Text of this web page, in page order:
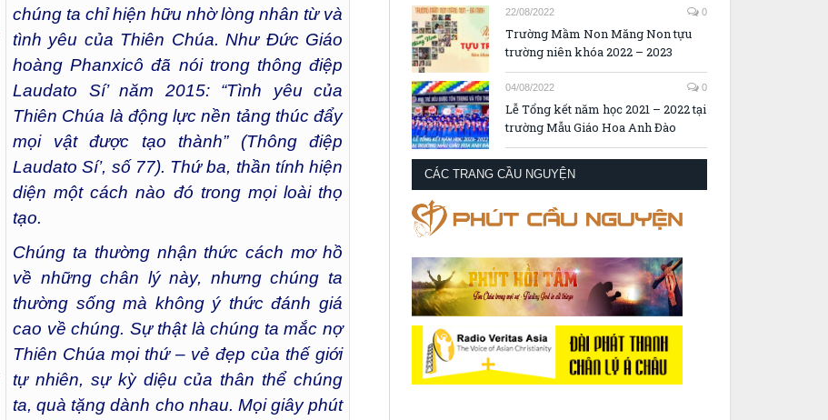
chúng ta chỉ hiện hữu nhờ lòng nhân từ và
tình yêu của Thiên Chúa. Như Đức Giáo
hoàng Phanxicô đã nói trong thông điệp
Laudato Sí’ năm 2015: “Tình yêu của
Thiên Chúa là động lực nền tảng thúc đẩy
mọi vật được tạo thành” (Thông điệp
Laudato Sí’, số 77). Thứ ba, thần tính hiện
diện một cách nào đó trong mọi loài thọ
tạo.
Chúng ta thường nhận thức cách mơ hồ
về những chân lý này, nhưng chúng ta
thường sống mà không ý thức đánh giá
cao về chúng. Sự thật là chúng ta mắc nợ
Thiên Chúa mọi thứ – vẻ đẹp của thế giới
tự nhiên, sự kỳ diệu của thân thể chúng
ta, quà tặng dành cho nhau. Mọi giây phút
22/08/2022 0
Trường Mầm Non Măng Non tựu
trường niên khóa 2022 – 2023
04/08/2022 0
Lễ Tổng kết năm học 2021 – 2022 tại
trường Mẫu Giáo Hoa Anh Đào
CÁC TRANG CẦU NGUYỆN